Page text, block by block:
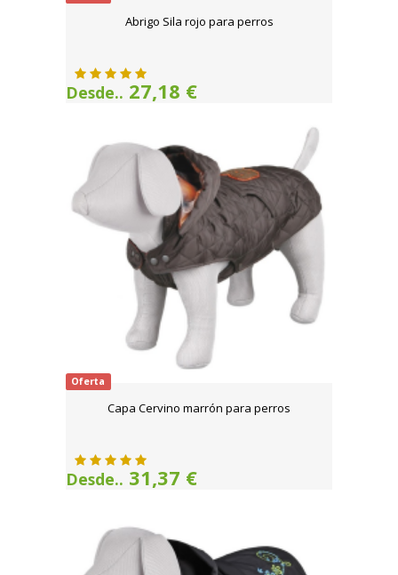
Abrigo Sila rojo para perros
Desde.. 27,18 €
Oferta
Capa Cervino marrón para perros
Desde.. 31,37 €